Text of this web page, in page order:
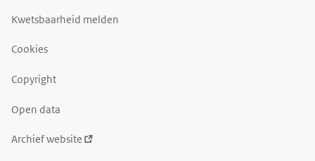
Kwetsbaarheid melden
Cookies
Copyright
Open data
Archief website